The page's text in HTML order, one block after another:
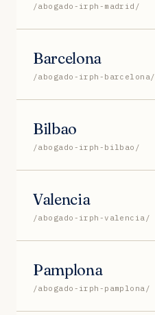
/abogado-irph-madrid/
Barcelona
/abogado-irph-barcelona/
Bilbao
/abogado-irph-bilbao/
Valencia
/abogado-irph-valencia/
Pamplona
/abogado-irph-pamplona/